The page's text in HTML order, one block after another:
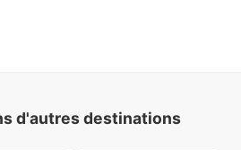
d'autres destinations